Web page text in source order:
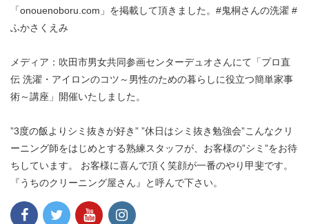
「onouenoboru.com」を掲載して頂きました。#鬼桐さんの洗濯 #
ふかさくえみ
メディア：吹田市男女共同参画センターデュオさんにて「プロ直
伝 洗濯・アイロンのコツ～男性のための暮らしに役立つ簡単家事
術～講座」開催いたしました。
”3度の飯よりシミ抜きが好き” ”休日はシミ抜き勉強会”こんなクリ
ーニング師をはじめとする熟練スタッフが、お客様の”シミ”をお待
ちしています。 お客様に喜んで頂く笑顔が一番のやり甲斐です。
『うちのクリーニング屋さん』と呼んで下さい。